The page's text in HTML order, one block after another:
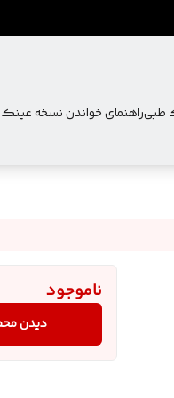
طبیراهنمای خواندن نسخه عینک
ناموجود
دیدن